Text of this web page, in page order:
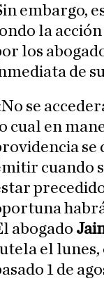
embargo,
la
los
de
se
cual en
se
cuando
abogado
el lunes,
1 de